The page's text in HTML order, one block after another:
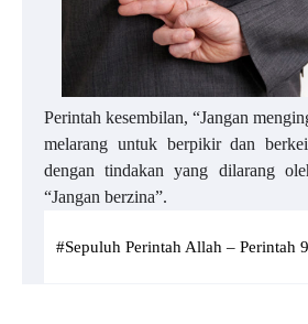
Perintah kesembilan, “Jangan
melarang untuk berpikir dan
dengan tindakan yang dilarang
“Jangan berzina”.
#Sepuluh Perintah Allah – Perintah